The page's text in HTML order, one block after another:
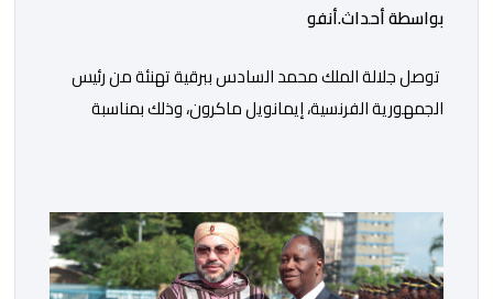
بواسطة أحداث.أنفو
توصل جلالة الملك محمد السادس ببرقية تهنئة من رئيس
الجمهورية الفرنسية، إيمانويل ماكرون، وذلك بمناسبة
مجددا التعبير لجلالته عن مشاعر الصداقة العميقة والمتينة
التي تكنها فرنسا وشعبها للمغرب وللشعب المغربي. وقال
الرئيس الفرنسي “لا يساورني أي شك في أن […]